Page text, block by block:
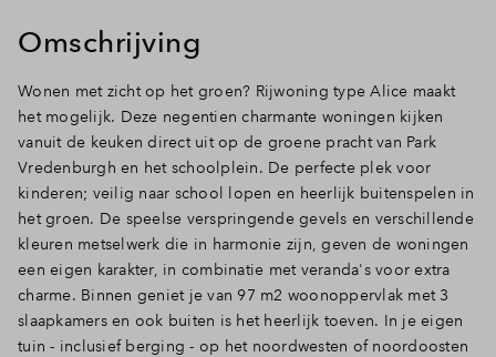
Omschrijving
Wonen met zicht op het groen? Rijwoning type Alice maakt
het mogelijk. Deze negentien charmante woningen kijken
vanuit de keuken direct uit op de groene pracht van Park
Vredenburgh en het schoolplein. De perfecte plek voor
kinderen; veilig naar school lopen en heerlijk buitenspelen in
het groen. De speelse verspringende gevels en verschillende
kleuren metselwerk die in harmonie zijn, geven de woningen
een eigen karakter, in combinatie met veranda's voor extra
charme. Binnen geniet je van 97 m2 woonoppervlak met 3
slaapkamers en ook buiten is het heerlijk toeven. In je eigen
tuin - inclusief berging - op het noordwesten of noordoosten